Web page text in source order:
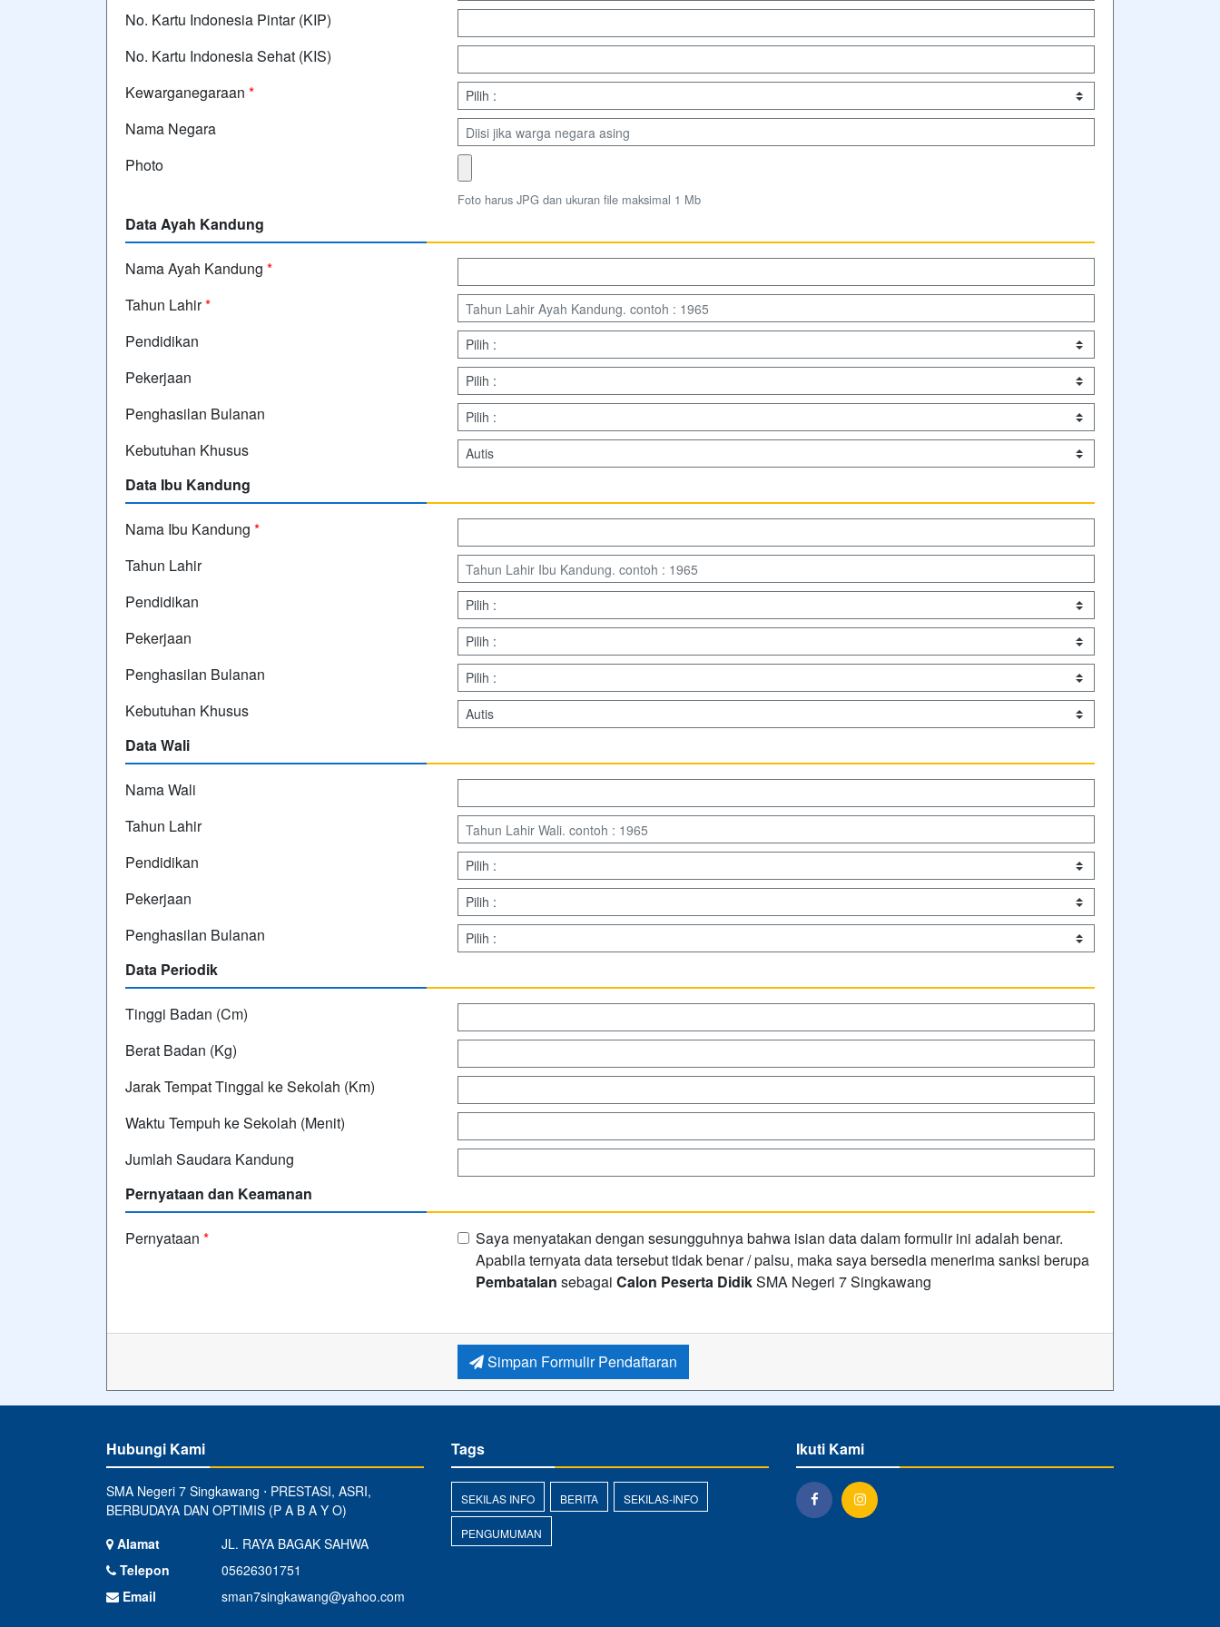
No. Kartu Indonesia Pintar (KIP)
No. Kartu Indonesia Sehat (KIS)
Kewarganegaraan *
Nama Negara
Photo
Foto harus JPG dan ukuran file maksimal 1 Mb
Data Ayah Kandung
Nama Ayah Kandung *
Tahun Lahir*
Pendidikan
Pekerjaan
Penghasilan Bulanan
Kebutuhan Khusus
Data Ibu Kandung
Nama Ibu Kandung *
Tahun Lahir
Pendidikan
Pekerjaan
Penghasilan Bulanan
Kebutuhan Khusus
Data Wali
Nama Wali
Tahun Lahir
Pendidikan
Pekerjaan
Penghasilan Bulanan
Data Periodik
Tinggi Badan (Cm)
Berat Badan (Kg)
Jarak Tempat Tinggal ke Sekolah (Km)
Waktu Tempuh ke Sekolah (Menit)
Jumlah Saudara Kandung
Pernyataan dan Keamanan
Pernyataan *
Saya menyatakan dengan sesungguhnya bahwa isian data dalam formulir ini adalah benar.
Apabila ternyata data tersebut tidak benar / palsu, maka saya bersedia menerima sanksi berupa
Pembatalan sebagai Calon Peserta DidikSMA Negeri 7 Singkawang
Simpan Formulir Pendaftaran
Hubungi Kami
SMA Negeri 7 Singkawang ⋅ PRESTASI, ASRI,
BERBUDAYA DAN OPTIMIS (P A B A Y O)
Alamat
JL. RAYA BAGAK SAHWA
Telepon
05626301751
Email
sman7singkawang@yahoo.com
Tags
SEKILAS INFO BERITA SEKILAS-INFO
PENGUMUMAN
Ikuti Kami